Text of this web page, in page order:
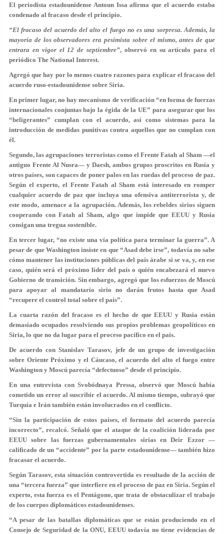
El periodista estadounidense Antoun Issa afirma que el acuerdo estaba
condenado al fracaso desde el principio.
“El fracaso del acuerdo del alto el fuego no es una sorpresa. Además, la
mayoría de los observadores era pesimista sobre el mismo, antes de que
entrara en vigor el 12 de septiembre”, observó en su artículo para el
periódico The National Interest.
Agregó que hay por lo menos cuatro razones para explicar el fracaso del
acuerdo ruso-estadounidense sobre Siria.
En primer lugar, no hay mecanismo de verificación “en forma de fuerzas
internacionales conjuntas bajo la égida de la UE” para asegurar que los
“beligerantes” cumplan con el acuerdo, así como sistemas para la
introducción de medidas punitivas contra aquellos que no cumplan con
él.
Segundo, las agrupaciones terroristas como el Frente Fatah al Sham —el
antiguo Frente Al Nusra— y Daesh, ambos grupos proscritos en Rusia y
otros países, son capaces de poner palos en las ruedas del proceso de paz.
Según el experto, el Frente Fatah al Sham está interesado en romper
cualquier acuerdo de paz que incluya una ofensiva antiterrorista y, de
este modo, amenace a la agrupación. Además, los rebeldes sirios siguen
cooperando con Fatah al Sham, algo que impide que EEUU y Rusia
consigan una tregua sostenible.
En tercer lugar, “no existe una vía política para terminar la guerra”. A
pesar de que Washington insiste en que “Asad debe irse”, todavía no sabe
cómo mantener las instituciones públicas del país árabe si se va, y, en ese
caso, quién será el próximo líder del país o quién encabezará el nuevo
Gobierno de transición. Sin embargo, agregó que los esfuerzos de Moscú
para apoyar al mandatario sirio no darán frutos hasta que Asad
“recupere el control total sobre el país”.
La cuarta razón del fracaso es el hecho de que EEUU y Rusia están
demasiado ocupados resolviendo sus propios problemas geopolíticos en
Siria, lo que no da lugar para el proceso pacífico en el país.
De acuerdo con Stanislav Tarasov, jefe de un grupo de investigación
sobre Oriente Próximo y el Cáucaso, el acuerdo del alto el fuego entre
Washington y Moscú parecía “defectuoso” desde el principio.
En una entrevista con Svobódnaya Pressa, observó que Moscú había
cometido un error al suscribir el acuerdo. Al mismo tiempo, subrayó que
Turquía e Irán también están involucrados en el conflicto.
“Sin la participación de estos países, el formato del acuerdo parecía
incorrecto”, recalcó. Señaló que el ataque de la coalición liderada por
EEUU sobre las fuerzas gubernamentales sirias en Deir Ezzor —
calificado de un “accidente” por la parte estadounidense— también hizo
fracasar el acuerdo.
Según Tarasov, esta situación controvertida es resultado de la acción de
una “tercera fuerza” que interfiere en el proceso de paz en Siria. Según el
experto, esta fuerza es el Pentágono, que trata de obstaculizar el trabajo
de los cuerpos diplomáticos estadounidenses.
“A pesar de las batallas diplomáticas que se están produciendo en el
Consejo de Seguridad de la ONU, EEUU todavía no tiene evidencias de